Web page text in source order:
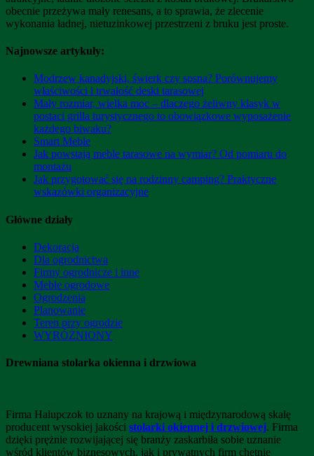
obecnie przeżywa mały renesans, a to sprawia, że zlecenie
wykonania ładnej, nietuzinkowej przestrzeni z bruku jest proste.
Najnowsze artykuły:
Modrzew kanadyjski, świerk czy sosna? Porównujemy
właściwości i trwałość deski tarasowej
Mały rozmiar, wielka moc – dlaczego żeliwny klasyk w
postaci grilla turystycznego to obowiązkowe wyposażenie
każdego biwaku?
Smart Meble
Jak powstają meble tarasowe na wymiar? Od pomiaru do
montażu
Jak przygotować się na rodzinny camping? Praktyczne
wskazówki organizacyjne
Główne działy
Dekoracja
Dla ogrodnictwa
Firmy ogrodnicze i inne
Meble ogrodowe
Ogrodzenia
Planowanie
Teren przy ogrodzie
WYRÓŻNIONY
Drewniana stolarka okienna i drzwiowa
Firma Halupczok to uznany na krajową i międzynarodową skalę
producent wysokiej jakości stolarki okiennej i drzwiowej. Firma
dzięki prężnie rozwijającej się branży zaskarbiła sobie uznanie
wśród klientów biznesowych, jak i prywatnych firm chętnie